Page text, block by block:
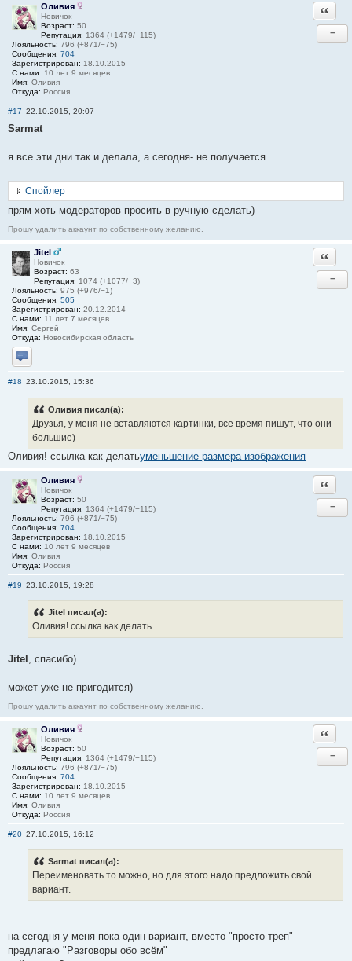
Оливия
Новичок
Возраст: 50
Репутация: 1364 (+1479/−115)
Лояльность: 796 (+871/−75)
Сообщения: 704
Зарегистрирован: 18.10.2015
С нами: 10 лет 9 месяцев
Имя: Оливия
Откуда: Россия
−
#17 22.10.2015, 20:07
Sarmat
я все эти дни так и делала, а сегодня- не получается.
Спойлер
прям хоть модераторов просить в ручную сделать)
Прошу удалить аккаунт по собственному желанию.
Jitel
Новичок
Возраст: 63
Репутация: 1074 (+1077/−3)
Лояльность: 975 (+976/−1)
Сообщения: 505
Зарегистрирован: 20.12.2014
С нами: 11 лет 7 месяцев
Имя: Сергей
Откуда: Новосибирская область
Отправить личное сообщение
−
#18 23.10.2015, 15:36
Оливия писал(а):
Друзья, у меня не вставляются картинки, все время пишут, что они
большие)
Оливия! ссылка как делатьуменьшение размера изображения
Оливия
Новичок
Возраст: 50
Репутация: 1364 (+1479/−115)
Лояльность: 796 (+871/−75)
Сообщения: 704
Зарегистрирован: 18.10.2015
С нами: 10 лет 9 месяцев
Имя: Оливия
Откуда: Россия
−
#19 23.10.2015, 19:28
Jitel писал(а):
Оливия! ссылка как делать
Jitel , спасибо)
может уже не пригодится)
Прошу удалить аккаунт по собственному желанию.
Оливия
Новичок
Возраст: 50
Репутация: 1364 (+1479/−115)
Лояльность: 796 (+871/−75)
Сообщения: 704
Зарегистрирован: 18.10.2015
С нами: 10 лет 9 месяцев
Имя: Оливия
Откуда: Россия
−
#20 27.10.2015, 16:12
Sarmat писал(а):
Переименовать то можно, но для этого надо предложить свой
вариант.
на сегодня у меня пока один вариант, вместо "просто треп"
предлагаю "Разговоры обо всём"